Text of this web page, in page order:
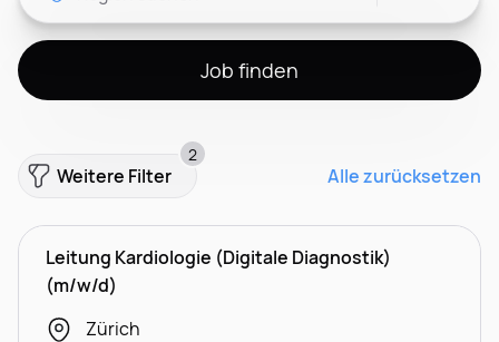
CH
Job finden
Weitere Filter
2
Alle zurücksetzen
Leitung Kardiologie (Digitale Diagnostik)
(m/w/d)
Zürich